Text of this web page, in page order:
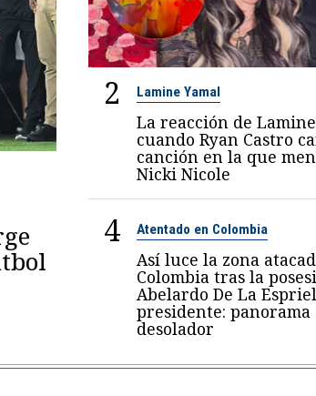
2 Lamine Yamal
La reacción de
cuando Ryan Castro
canción en la que
Nicki Nicole
4 Atentado en Colombia
Así luce la zona
Colombia tras la
Abelardo De La
presidente: panorama
desolador